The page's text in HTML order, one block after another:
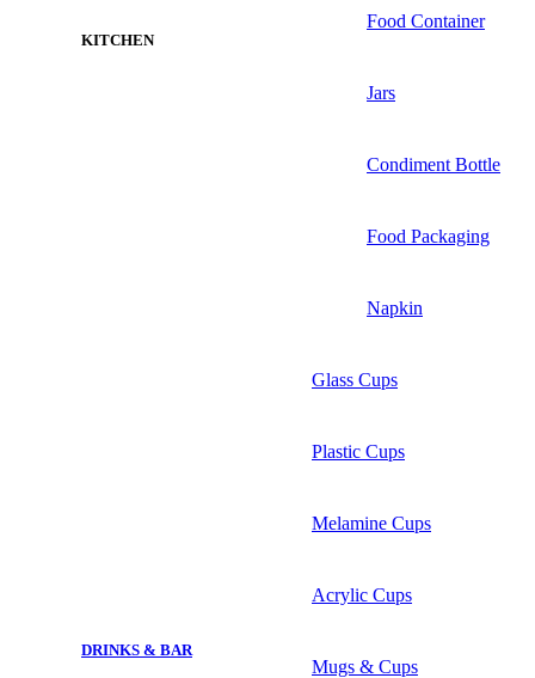
KITCHEN
Food Container
Jars
Condiment Bottle
Food Packaging
Napkin
DRINKS & BAR
Glass Cups
Plastic Cups
Melamine Cups
Acrylic Cups
Mugs & Cups